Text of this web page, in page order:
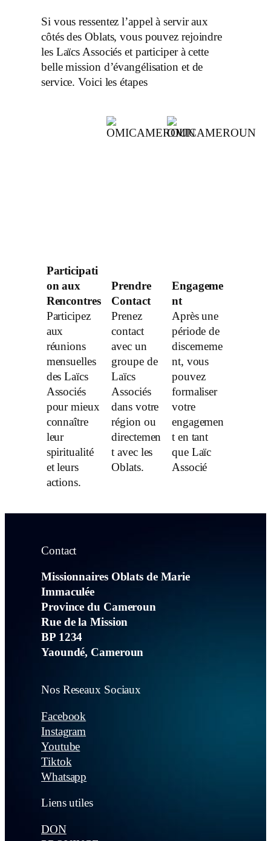
Si vous ressentez l’appel à servir aux
côtés des Oblats, vous pouvez rejoindre
les Laïcs Associés et participer à cette
belle mission d’évangélisation et de
service. Voici les étapes
Participati
on aux
Rencontres
Participez
aux
réunions
mensuelles
des Laïcs
Associés
pour mieux
connaître
leur
spiritualité
et leurs
actions.
Prendre
Contact
Prenez
contact
avec un
groupe de
Laïcs
Associés
dans votre
région ou
directemen
t avec les
Oblats.
Engageme
nt
Après une
période de
discerneme
nt, vous
pouvez
formaliser
votre
engagemen
t en tant
que Laïc
Associé
Contact
Missionnaires Oblats de Marie
Immaculée
Province du Cameroun
Rue de la Mission
BP 1234
Yaoundé, Cameroun
Nos Reseaux Sociaux
Facebook
Instagram
Youtube
Tiktok
Whatsapp
Liens utiles
DON